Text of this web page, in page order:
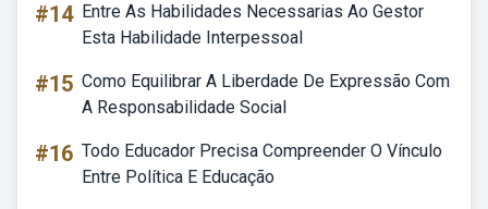
#14 Entre As Habilidades Necessarias Ao Gestor
Esta Habilidade Interpessoal
#15 Como Equilibrar A Liberdade De Expressão Com
A Responsabilidade Social
#16 Todo Educador Precisa Compreender O Vínculo
Entre Política E Educação